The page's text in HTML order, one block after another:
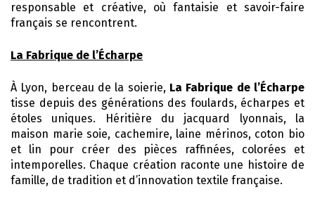
responsable et créative, où fantaisie et savoir-faire
français se rencontrent.
La Fabrique de l’Écharpe
À Lyon, berceau de la soierie, La Fabrique de l’Écharpe
tisse depuis des générations des foulards, écharpes et
étoles uniques. Héritière du jacquard lyonnais, la
maison marie soie, cachemire, laine mérinos, coton bio
et lin pour créer des pièces raffinées, colorées et
intemporelles. Chaque création raconte une histoire de
famille, de tradition et d’innovation textile française.